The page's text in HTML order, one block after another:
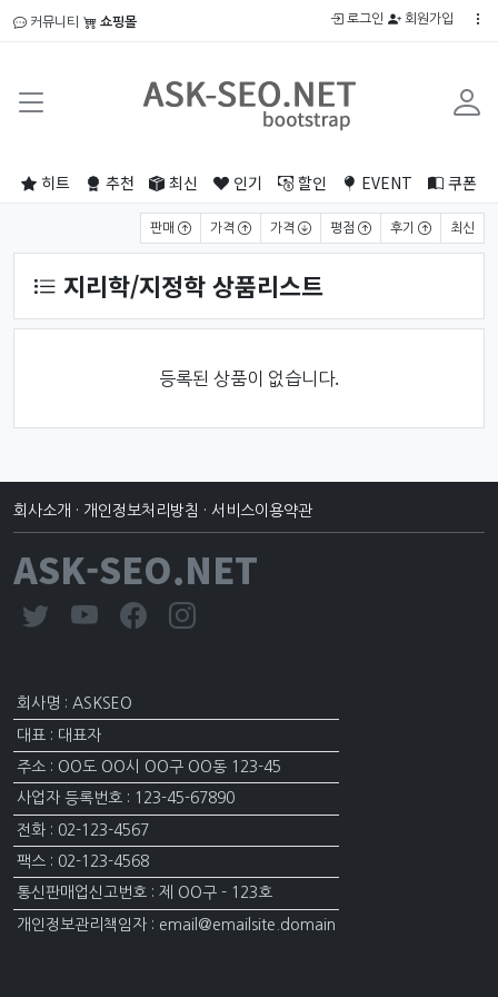
커뮤니티 쇼핑몰 로그인 회원가입
히트 추천 최신 인기 할인 EVENT 쿠폰
판매 가격 가격 평점 후기 최신
지리학/지정학 상품리스트
등록된 상품이 없습니다.
회사소개 · 개인정보처리방침 · 서비스이용약관
ASK-SEO.NET
회사명 : ASKSEO
대표 : 대표자
주소 : OO도 OO시 OO구 OO동 123-45
사업자 등록번호 : 123-45-67890
전화 : 02-123-4567
팩스 : 02-123-4568
통신판매업신고번호 : 제 OO구 - 123호
개인정보관리책임자 : email@emailsite.domain